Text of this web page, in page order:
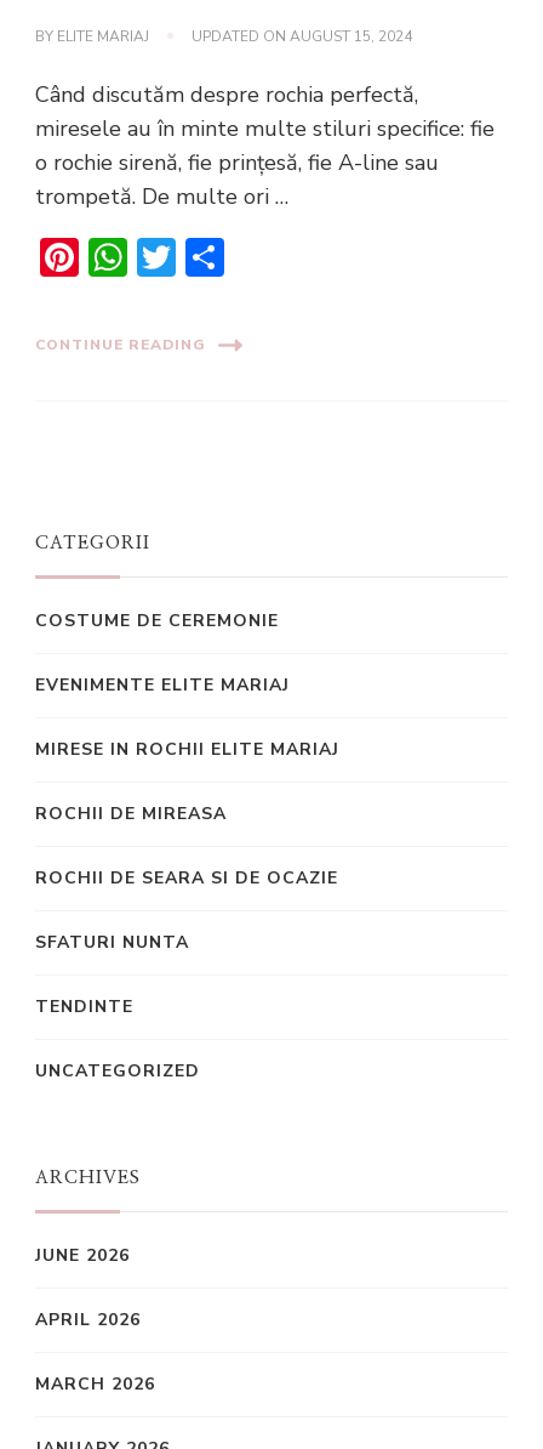
BY ELITE MARIAJ UPDATED ON AUGUST 15, 2024
Când discutăm despre rochia perfectă,
miresele au în minte multe stiluri specifice: fie
o rochie sirenă, fie prințesă, fie A-line sau
trompetă. De multe ori …
Pinterest
WhatsApp
Twitter
CONTINUE READING
CATEGORII
COSTUME DE CEREMONIE
EVENIMENTE ELITE MARIAJ
MIRESE IN ROCHII ELITE MARIAJ
ROCHII DE MIREASA
ROCHII DE SEARA SI DE OCAZIE
SFATURI NUNTA
TENDINTE
UNCATEGORIZED
ARCHIVES
JUNE 2026
APRIL 2026
MARCH 2026